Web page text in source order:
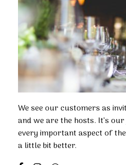
We see our customers as
and we are the hosts. It’s
every important aspect of
a little bit better.